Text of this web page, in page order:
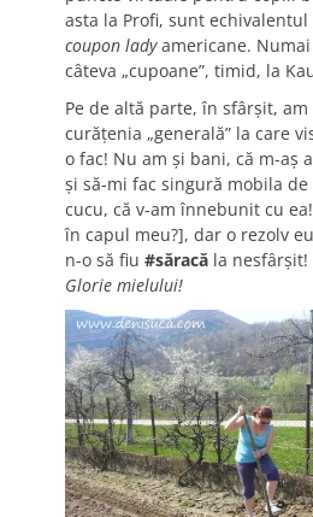
asta la Profi, sunt
coupon ladyamericane.
câteva „cupoane”, timid, la
Pe de altă parte, în sfârșit,
curățenia „generală” la care
o fac! Nu am și bani, că m-aș
și să-mi fac singură mobila
cucu, că v-am înnebunit cu
în capul meu?], dar o rezolv
n-o să fiu #săracă la nesfârșit!
Glorie mielului!